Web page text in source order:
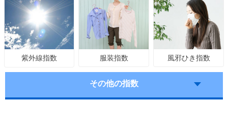
紫外線指数 服装指数 風邪ひき指数
その他の指数